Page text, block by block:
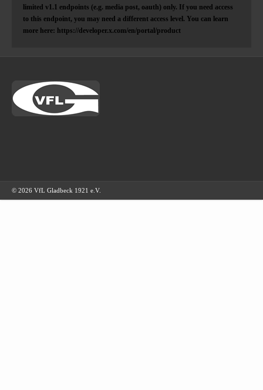
limited v1.1 endpoints (e.g. media post, oauth) only. If you need access
to this endpoint, you may need a different access level. You can learn
more here: https://developer.x.com/en/portal/product
© 2026 VfL Gladbeck 1921 e.V.